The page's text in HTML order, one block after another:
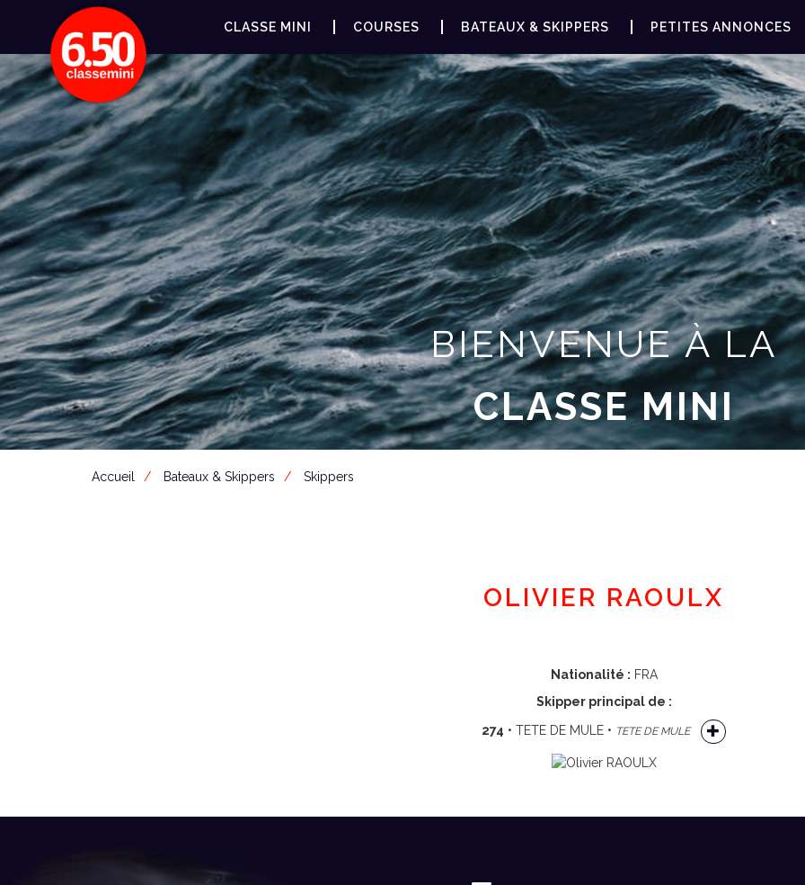
CLASSE MINI COURSES BATEAUX & SKIPPERS PETITES ANNONCES
BIENVENUE À LA
CLASSE MINI
Accueil Bateaux & Skippers Skippers
OLIVIER RAOULX
Nationalité : FRA
Skipper principal de :
274 • TETE DE MULE • TETE DE MULE